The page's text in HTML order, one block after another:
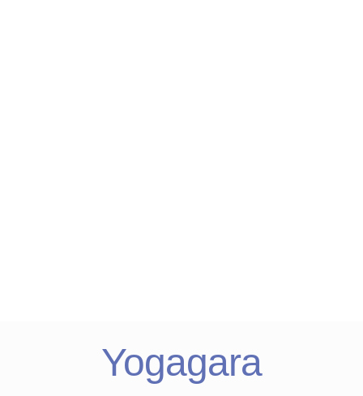
Yogagara